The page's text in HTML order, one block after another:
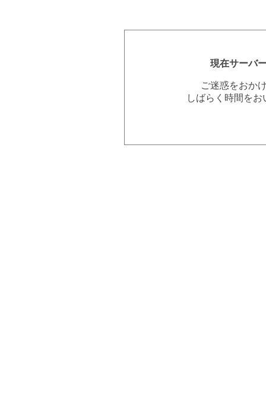
現在サーバ
ご迷惑をおか
しばらく時間を